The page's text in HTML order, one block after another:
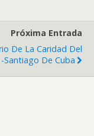
Próxima Entrada
De La Caridad Del
Santiago De Cuba